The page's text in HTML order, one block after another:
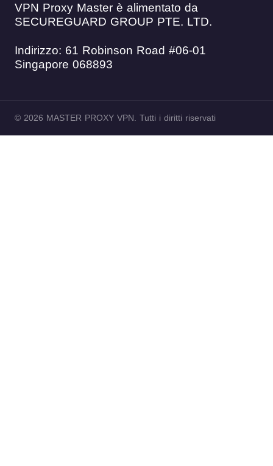
VPN Proxy Master è alimentato da
SECUREGUARD GROUP PTE. LTD.
Indirizzo: 61 Robinson Road #06-01
Singapore 068893
© 2026 MASTER PROXY VPN. Tutti i diritti riservati